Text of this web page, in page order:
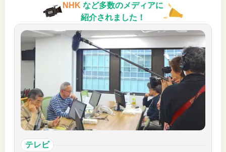
NHK など多数のメディアに
紹介されました！
テレビ